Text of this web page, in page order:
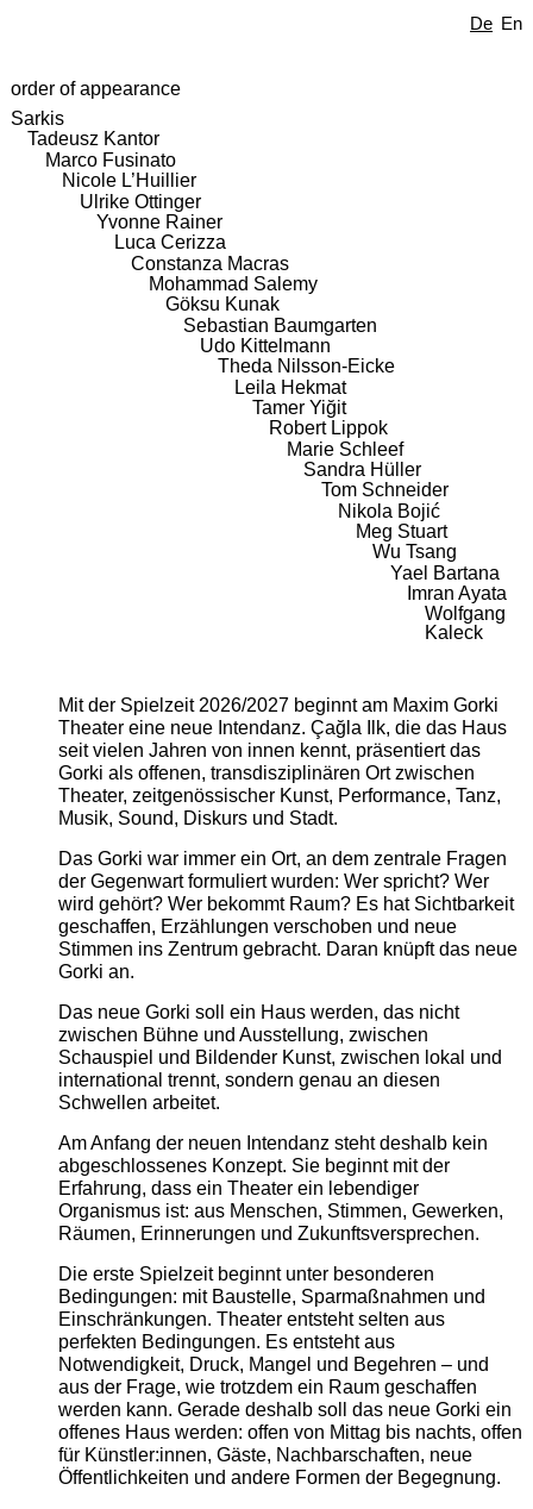
De En
order of appearance
Sarkis
Tadeusz Kantor
Marco Fusinato
Nicole L’Huillier
Ulrike Ottinger
Yvonne Rainer
Luca Cerizza
Constanza Macras
Mohammad Salemy
Göksu Kunak
Sebastian Baumgarten
Udo Kittelmann
Theda Nilsson-Eicke
Leila Hekmat
Tamer Yiğit
Robert Lippok
Marie Schleef
Sandra Hüller
Tom Schneider
Nikola Bojić
Meg Stuart
Wu Tsang
Yael Bartana
Imran Ayata
Wolfgang
Kaleck
Mit der Spielzeit 2026/2027 beginnt am Maxim Gorki
Theater eine neue Intendanz. Çağla Ilk, die das Haus
seit vielen Jahren von innen kennt, präsentiert das
Gorki als offenen, transdisziplinären Ort zwischen
Theater, zeitgenössischer Kunst, Performance, Tanz,
Musik, Sound, Diskurs und Stadt.
Das Gorki war immer ein Ort, an dem zentrale Fragen
der Gegenwart formuliert wurden: Wer spricht? Wer
wird gehört? Wer bekommt Raum? Es hat Sichtbarkeit
geschaffen, Erzählungen verschoben und neue
Stimmen ins Zentrum gebracht. Daran knüpft das neue
Gorki an.
Das neue Gorki soll ein Haus werden, das nicht
zwischen Bühne und Ausstellung, zwischen
Schauspiel und Bildender Kunst, zwischen lokal und
international trennt, sondern genau an diesen
Schwellen arbeitet.
Am Anfang der neuen Intendanz steht deshalb kein
abgeschlossenes Konzept. Sie beginnt mit der
Erfahrung, dass ein Theater ein lebendiger
Organismus ist: aus Menschen, Stimmen, Gewerken,
Räumen, Erinnerungen und Zukunftsversprechen.
Die erste Spielzeit beginnt unter besonderen
Bedingungen: mit Baustelle, Sparmaßnahmen und
Einschränkungen. Theater entsteht selten aus
perfekten Bedingungen. Es entsteht aus
Notwendigkeit, Druck, Mangel und Begehren – und
aus der Frage, wie trotzdem ein Raum geschaffen
werden kann. Gerade deshalb soll das neue Gorki ein
offenes Haus werden: offen von Mittag bis nachts, offen
für Künstler:innen, Gäste, Nachbarschaften, neue
Öffentlichkeiten und andere Formen der Begegnung.